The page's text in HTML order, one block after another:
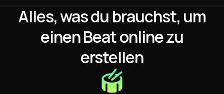
Alles, was du brauchst, um
einen Beat online zu
erstellen